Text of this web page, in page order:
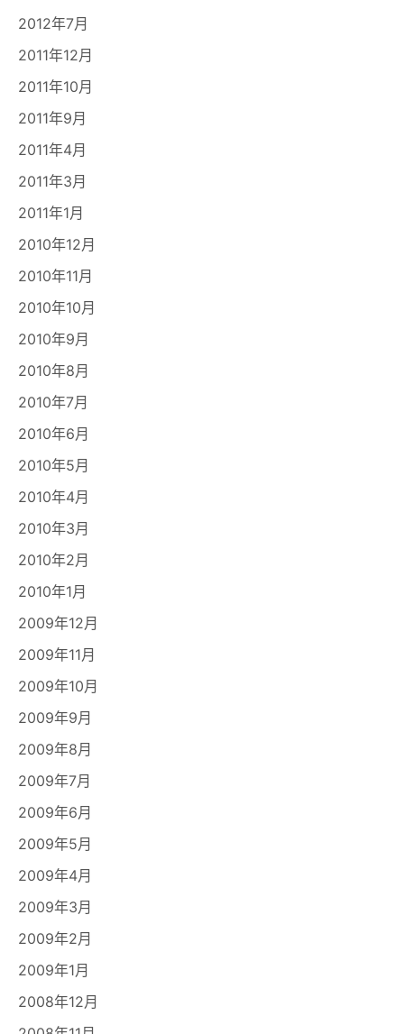
2012年7月
2011年12月
2011年10月
2011年9月
2011年4月
2011年3月
2011年1月
2010年12月
2010年11月
2010年10月
2010年9月
2010年8月
2010年7月
2010年6月
2010年5月
2010年4月
2010年3月
2010年2月
2010年1月
2009年12月
2009年11月
2009年10月
2009年9月
2009年8月
2009年7月
2009年6月
2009年5月
2009年4月
2009年3月
2009年2月
2009年1月
2008年12月